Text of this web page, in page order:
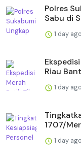
Polres
Sabu di
1 day ago
Riau
1 day ago
1707/
1 day ago